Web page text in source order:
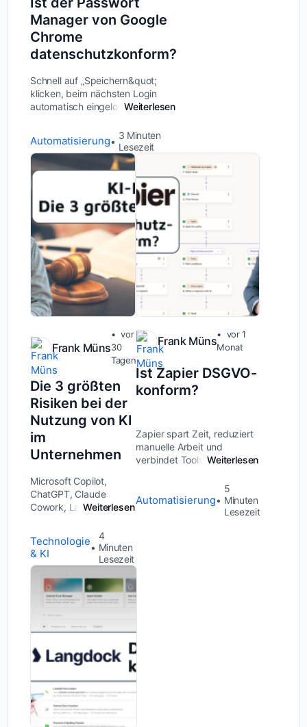
Manager von Google
Chrome
datenschutzkonform?
Schnell auf „Speichern&quot;
klicken, beim nächsten Login
automatisch eingeloggt sein. Die
Chrome ist verlockend praktisch.
Doch genau diese
Bequemlichkeit kann für mitt...
Weiterlesen
Automatisierung 3 Minuten
Lesezeit
Frank Müns
vor
30
Tagen
Die 3 größten
Risiken bei der
Nutzung von KI
im
Unternehmen
Microsoft Copilot,
ChatGPT, Claude
Cowork, Langdock,
Intelligenz verspricht
mehr Effizienz,
schnellere Prozesse
und spürbare
Entlastung im
Arbeitsalltag. Viele
Unterne...
Weiterlesen
Technologie
& KI
4
Minuten
Lesezeit
Frank Müns
vor 1
Monat
Ist Zapier DSGVO-
konform?
Zapier spart Zeit, reduziert
manuelle Arbeit und
verbindet Tools miteinander,
sprechen würden. Klingt
nach einem klaren Vorteil,
oder? Doch genau diese
Weiterlesen
Automatisierung
5
Minuten
Lesezeit